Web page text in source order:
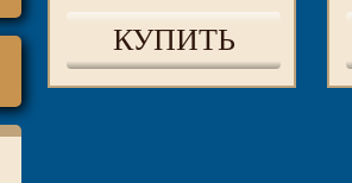
КУПИТЬ